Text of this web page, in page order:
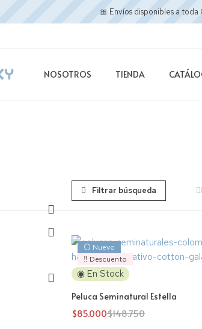
🎀 Envíos disponibles a
NOSOTROS TIENDA
◉ En Stock
⚪ Nuevo
‼️ Descuento
Peluca Seminatural Estella
$148.750
$85.000